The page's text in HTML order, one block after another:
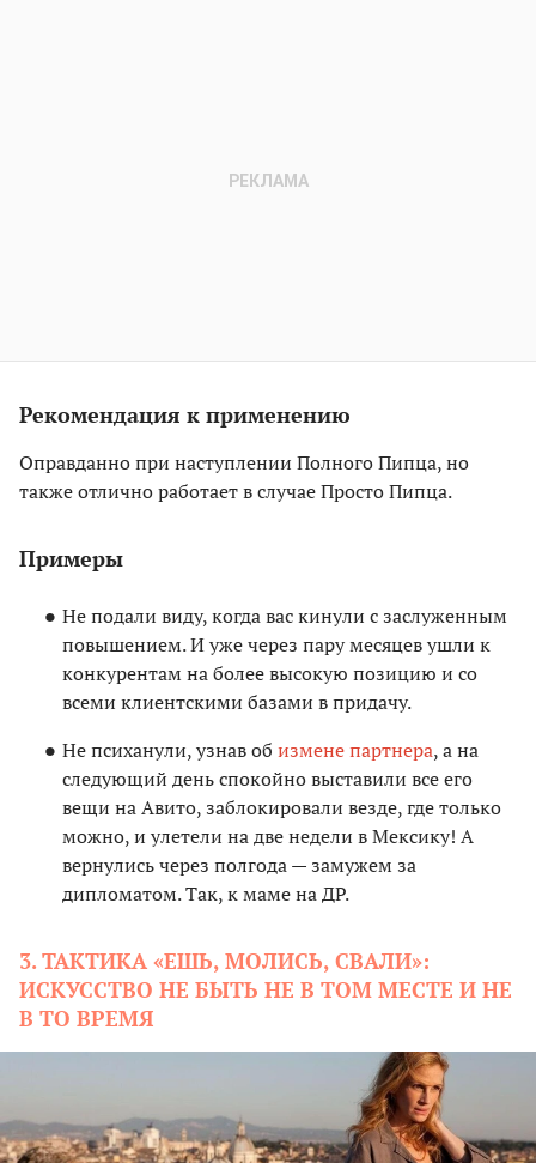
Рекомендация к применению
Оправданно при наступлении Полного Пипца, но
также отлично работает в случае Просто Пипца.
Примеры
Не подали виду, когда вас кинули с заслуженным
повышением. И уже через пару месяцев ушли к
конкурентам на более высокую позицию и со
всеми клиентскими базами в придачу.
Не психанули, узнав об измене партнера, а на
следующий день спокойно выставили все его
вещи на Авито, заблокировали везде, где только
можно, и улетели на две недели в Мексику! А
вернулись через полгода — замужем за
дипломатом. Так, к маме на ДР.
3. ТАКТИКА «ЕШЬ, МОЛИСЬ, СВАЛИ»:
ИСКУССТВО НЕ БЫТЬ НЕ В ТОМ МЕСТЕ И НЕ
В ТО ВРЕМЯ